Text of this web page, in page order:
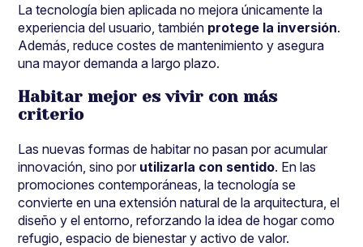
La tecnología bien aplicada no mejora únicamente la
experiencia del usuario, también protege la inversión.
Además, reduce costes de mantenimiento y asegura
una mayor demanda a largo plazo.
Habitar mejor es vivir con más
criterio
Las nuevas formas de habitar no pasan por acumular
innovación, sino por utilizarla con sentido. En las
promociones contemporáneas, la tecnología se
convierte en una extensión natural de la arquitectura, el
diseño y el entorno, reforzando la idea de hogar como
refugio, espacio de bienestar y activo de valor.